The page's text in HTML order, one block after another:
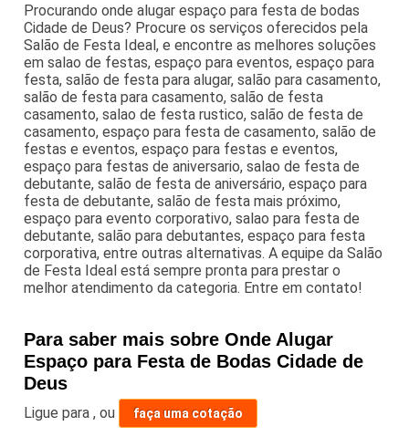
Procurando onde alugar espaço para festa de bodas
Cidade de Deus? Procure os serviços oferecidos pela
Salão de Festa Ideal, e encontre as melhores soluções
em salao de festas, espaço para eventos, espaço para
festa, salão de festa para alugar, salão para casamento,
salão de festa para casamento, salão de festa
casamento, salao de festa rustico, salão de festa de
casamento, espaço para festa de casamento, salão de
festas e eventos, espaço para festas e eventos,
espaço para festas de aniversario, salao de festa de
debutante, salão de festa de aniversário, espaço para
festa de debutante, salão de festa mais próximo,
espaço para evento corporativo, salao para festa de
debutante, salão para debutantes, espaço para festa
corporativa, entre outras alternativas. A equipe da Salão
de Festa Ideal está sempre pronta para prestar o
melhor atendimento da categoria. Entre em contato!
Para saber mais sobre Onde Alugar
Espaço para Festa de Bodas Cidade de
Deus
Ligue para,ou faça uma cotação